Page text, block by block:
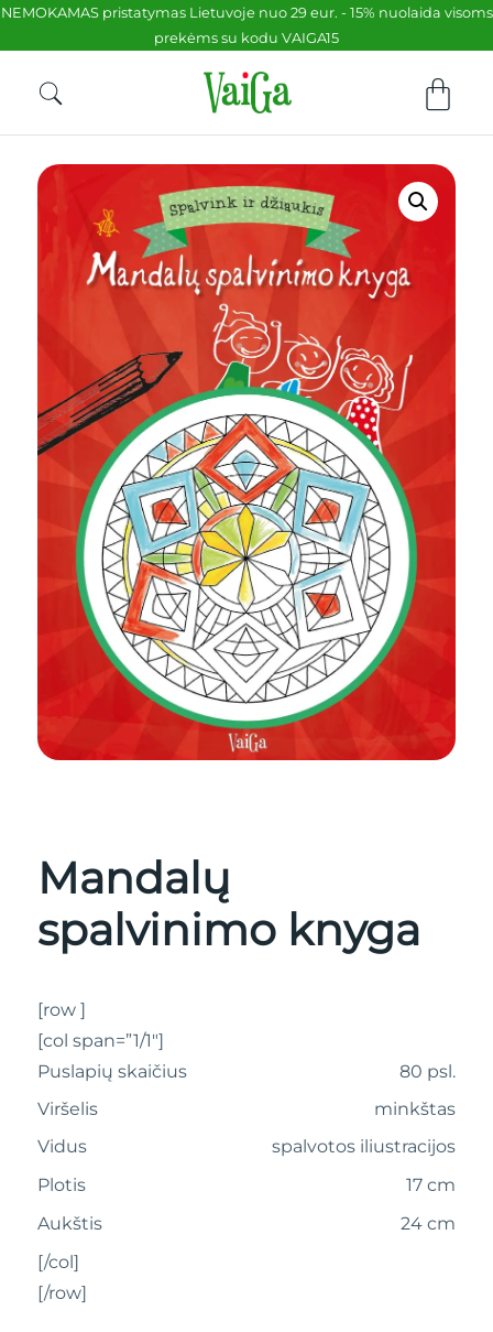
NEMOKAMAS pristatymas Lietuvoje nuo 29 eur. - 15% nuolaida visoms
prekėms su kodu VAIGA15
Mandalų
spalvinimo knyga
[row ]
[col span=”1/1″]
Puslapių skaičius
80 psl.
Viršelis
minkštas
Vidus
spalvotos iliustracijos
Plotis
17 cm
Aukštis
24 cm
[/col]
[/row]